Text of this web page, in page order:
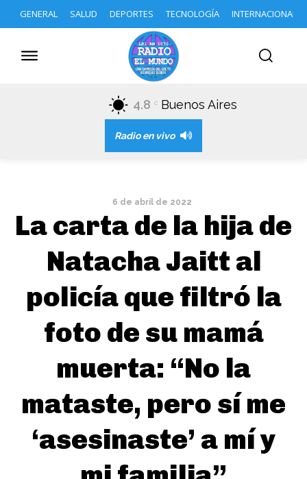
GENERAL SALUD DEPORTES TECNOLOGÍA INTERNACIONAL
4.8 C Buenos Aires
Radio en vivo
6 de abril de 2022
La carta de la hija de
Natacha Jaitt al
policía que filtró la
foto de su mamá
muerta: “No la
mataste, pero sí me
‘asesinaste’ a mí y